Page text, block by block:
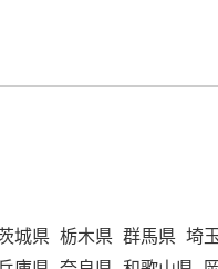
城県 栃木県 群馬県 埼